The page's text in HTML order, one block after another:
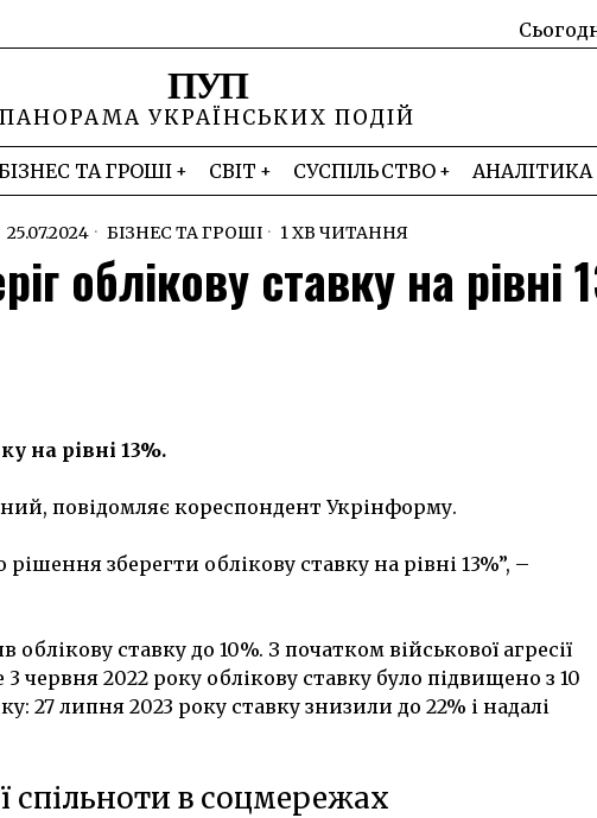
ПУП
ПАНОРАМА УКРАЇНСЬКИХ ПОДІЙ
ТА ГРОШІ СВІТ СУСПІЛЬСТВО АНАЛІТИКА
25.07.2024 БІЗНЕС ТА ГРОШІ 1 ХВ ЧИТАННЯ
облікову ставку на рівні
на рівні 13%.
повідомляє кореспондент Укрінформу.
зберегти облікову ставку на рівні 13%”, –
ставку до 10%. З початком військової агресії
червня 2022 року облікову ставку було підвищено з 10
27 липня 2023 року ставку знизили до 22% і надалі
спільноти в соцмережах